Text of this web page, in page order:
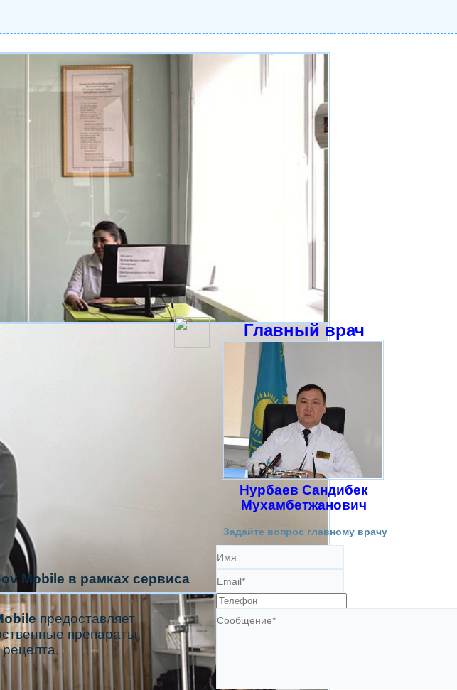
Mobile в рамках сервиса
предоставляет
препараты,
Главный врач
Нурбаев Сандибек
Мухамбетжанович
Задайте вопрос главному врачу